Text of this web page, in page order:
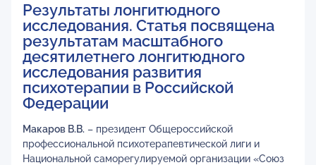
Результаты лонгитюдного
исследования. Статья посвящена
результатам масштабного
десятилетнего лонгитюдного
исследования развития
психотерапии в Российской
Федерации
Макаров В.В. – президент Общероссийской
профессиональной психотерапевтической лиги и
Национальной саморегулируемой организации «Союз